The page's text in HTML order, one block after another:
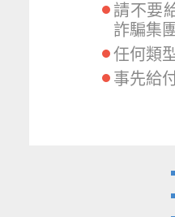
請不要
詐騙集
任何類
事先給